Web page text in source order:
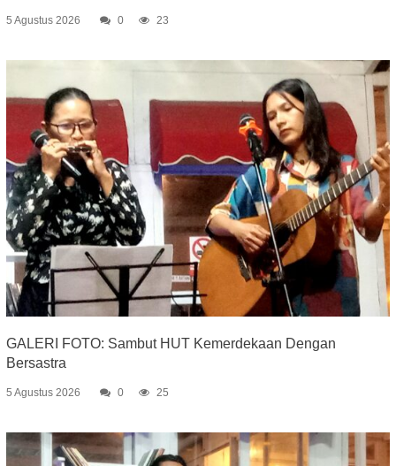
5 Agustus 2026 0 23
GALERI FOTO: Sambut HUT Kemerdekaan Dengan
Bersastra
5 Agustus 2026 0 25